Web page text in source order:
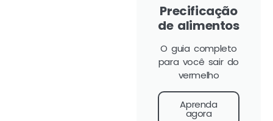
Precificação
de alimentos
O guia completo
para você sair do
vermelho
Aprenda
agora